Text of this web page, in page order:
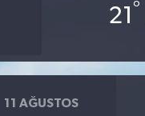
21°
11 AĞUSTOS